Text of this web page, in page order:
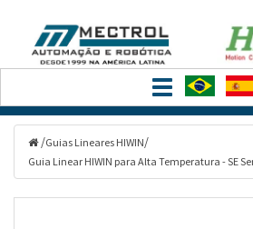
Toggle
navigation
/Guias Lineares HIWIN/
Guia Linear HIWIN para Alta Temperatura - SE
Filtrar
Categorias